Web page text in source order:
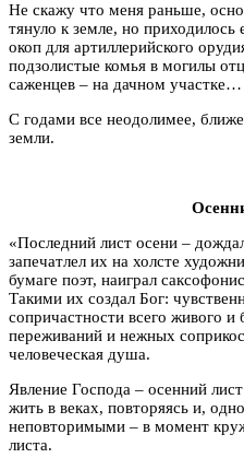
Не скажу что меня раньше,
тянуло к земле, но приходилось
окоп для артиллерийского
подзолистые комья в могилы
саженцев – на дачном участке…
С годами все неодолимее,
земли.
«Последний лист осени –
запечатлел их на холсте
бумаге поэт, наиграл
Такими их создал Бог:
сопричастности всего живого
переживаний и нежных
человеческая душа.
Явление Господа – осенний
жить в веках, повторяясь и,
неповторимыми – в момент
листа.